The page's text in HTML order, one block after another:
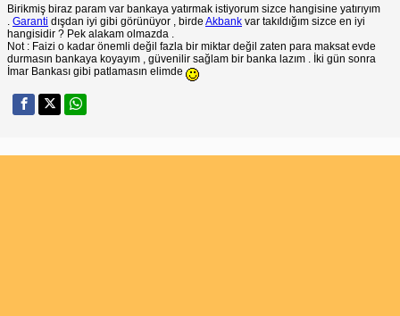
Birikmiş biraz param var bankaya yatırmak istiyorum sizce hangisine yatırıyım
Garanti dışdan iyi gibi görünüyor , birde Akbank var takıldığım sizce en iyi
hangisidir ? Pek alakam olmazda .
Not : Faizi o kadar önemli değil fazla bir miktar değil zaten para maksat evde
durmasın bankaya koyayım , güvenilir sağlam bir banka lazım . İki gün sonra
İmar Bankası gibi patlamasın elimde